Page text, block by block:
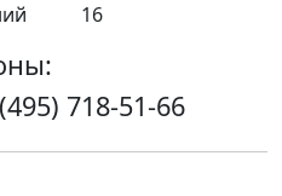
16
718-51-66